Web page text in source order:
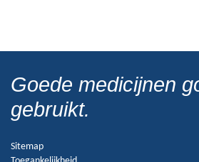
Goede medicijnen
gebruikt.
Sitemap